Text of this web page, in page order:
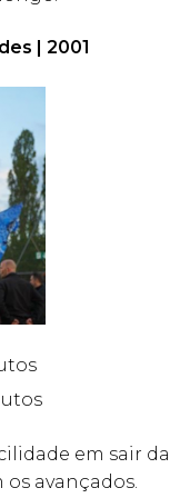
| 2001
em sair da
os avançados.